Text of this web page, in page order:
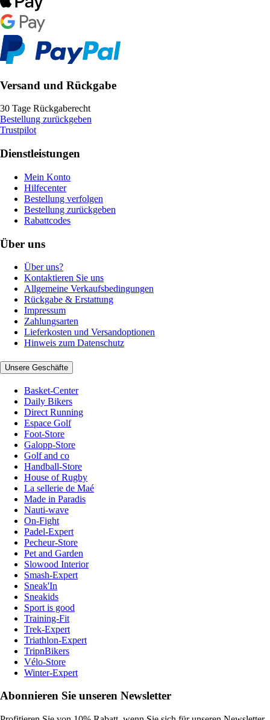
Versand und Rückgabe
30 Tage Rückgaberecht
Bestellung zurückgeben
Trustpilot
Dienstleistungen
Mein Konto
Hilfecenter
Bestellung verfolgen
Bestellung zurückgeben
Rabattcodes
Über uns
Über uns?
Kontaktieren Sie uns
Allgemeine Verkaufsbedingungen
Rückgabe & Erstattung
Impressum
Zahlungsarten
Lieferkosten und Versandoptionen
Hinweis zum Datenschutz
Unsere Geschäfte
Basket-Center
Daily Bikers
Direct Running
Espace Golf
Foot-Store
Galopp-Store
Golf and co
Handball-Store
House of Rugby
La sellerie de Maé
Made in Paradis
Nauti-wave
On-Fight
Padel-Expert
Pecheur-Store
Pet and Garden
Slowood Interior
Smash-Expert
Sneak'In
Sneakids
Sport is good
Training-Fit
Trek-Expert
Triathlon-Expert
TripnBikers
Vélo-Store
Winter-Expert
Abonnieren Sie unseren Newsletter